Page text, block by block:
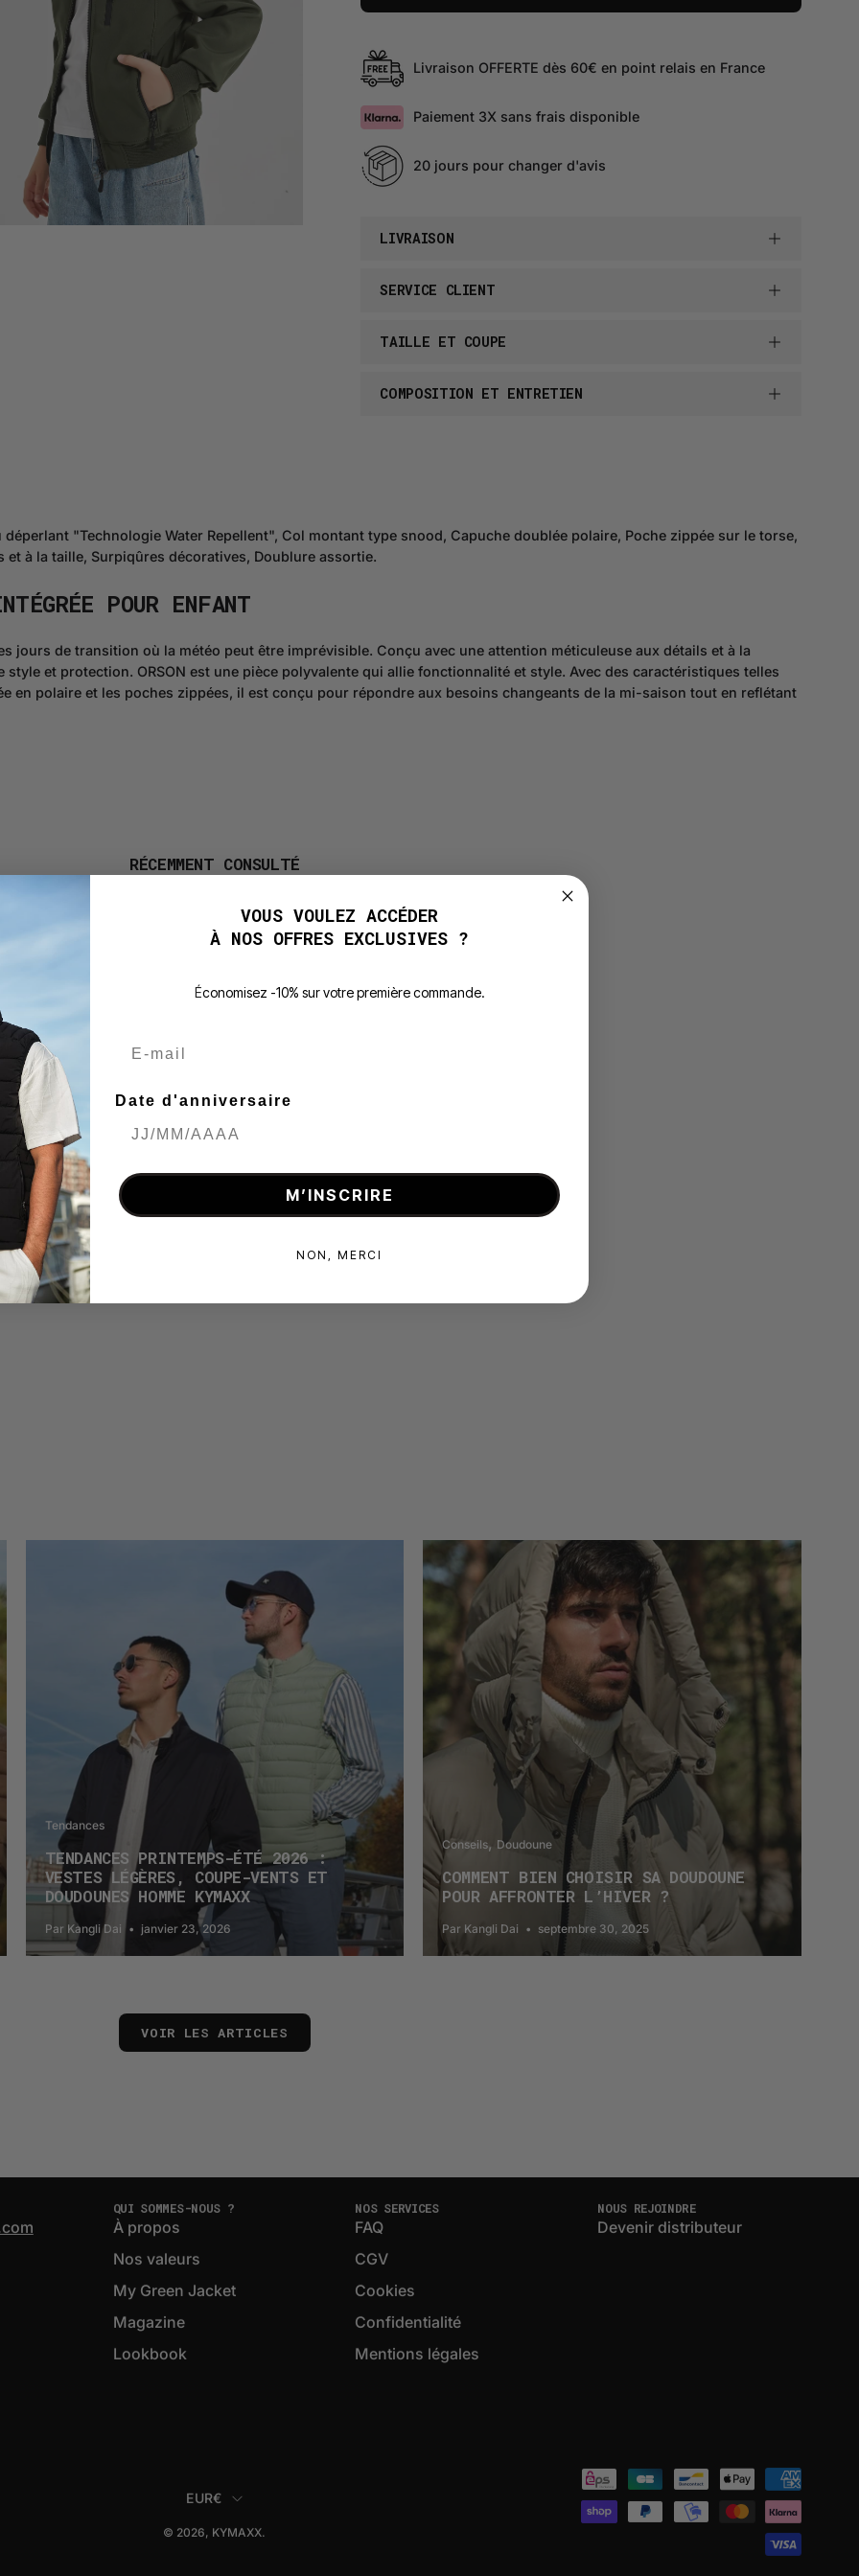
Livraison OFFERTE dès 60€ en point relais en France
Paiement 3X sans frais disponible
20 jours pour changer d'avis
LIVRAISON
SERVICE CLIENT
TAILLE ET COUPE
COMPOSITION ET ENTRETIEN
"Technologie Water Repellent", Col montant type snood, Capuche doublée polaire, Poche zippée sur le torse,
à la taille, Surpiqûres décoratives, Doublure assortie.
POUR ENFANT
jours de transition où la météo peut être imprévisible. Conçu avec une attention méticuleuse aux détails et à la
et protection. ORSON est une pièce polyvalente qui allie fonctionnalité et style. Avec des caractéristiques telles
en polaire et les poches zippées, il est conçu pour répondre aux besoins changeants de la mi-saison tout en reflétant
RÉCEMMENT CONSULTÉ
Tendances
TENDANCES PRINTEMPS-ÉTÉ 2026 :
VESTES LÉGÈRES, COUPE-VENTS ET
DOUDOUNES HOMME KYMAXX
Par Kangli Dai janvier 23, 2026
Conseils Doudoune
COMMENT BIEN CHOISIR SA DOUDOUNE
POUR AFFRONTER L’HIVER ?
Par Kangli Dai septembre 30, 2025
VOIR LES ARTICLES
QUI SOMMES-NOUS ?
À propos
Nos valeurs
My Green Jacket
Magazine
Lookbook
NOS SERVICES
FAQ
CGV
Cookies
Confidentialité
Mentions légales
NOUS REJOINDRE
Devenir distributeur
PAYS
EUR€
© 2026, KYMAXX.
VOUS VOULEZ ACCÉDER
À NOS OFFRES EXCLUSIVES ?
Économisez -10% sur votre première commande.
Date d'anniversaire
M’INSCRIRE
NON, MERCI